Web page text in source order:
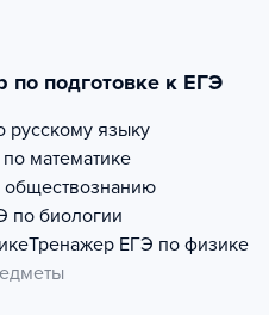
по подготовке к ЕГЭ
русскому языку
математике
по биологии
Тренажер ЕГЭ по физике